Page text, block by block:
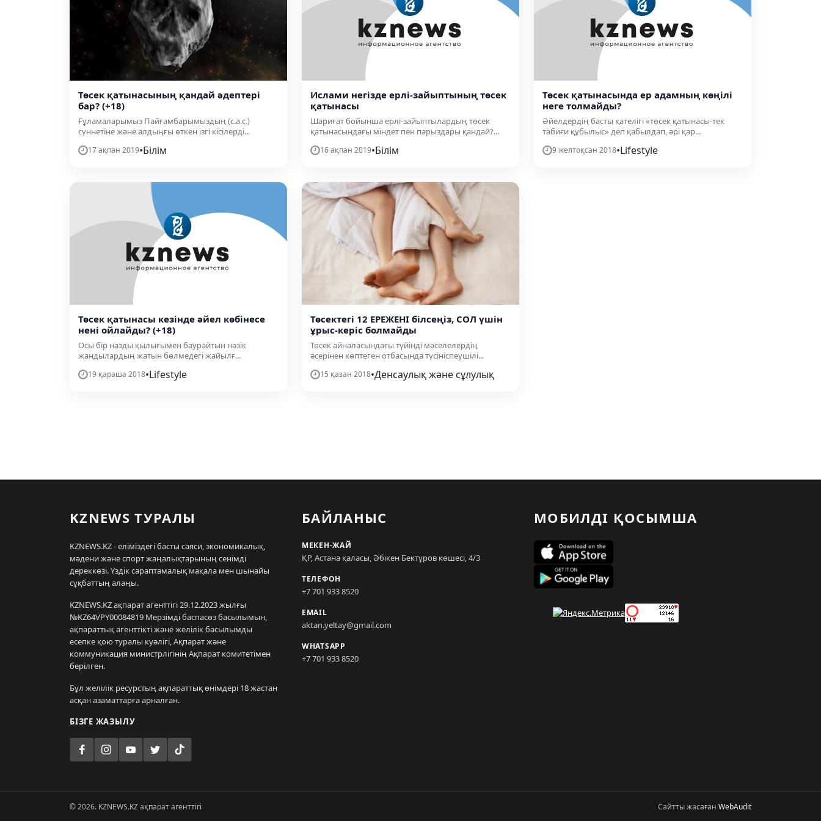
Төсек қатынасының қандай әдептері
бар? (+18)
Ғұламаларымыз Пайғамбарымыздың (с.а.с.)
сүннетіне және алдыңғы өткен ізгі кісілерді...
17 ақпан 2019•Білім
Ислами негізде ерлі-зайыптының төсек
қатынасы
Шариғат бойынша ерлі-зайыптылардың төсек
қатынасындағы міндет пен парыздары қандай?...
16 ақпан 2019•Білім
Төсек қатынасында ер адамның көңілі
неге толмайды?
Әйелдердің басты қателігі «төсек қатынасы-тек
табиғи құбылыс» деп қабылдап, әрі қар...
9 желтоқсан 2018•Lifestyle
Төсек қатынасы кезінде әйел көбінесе
нені ойлайды? (+18)
Осы бір назды қылығымен баурайтын нәзік
жандылардың жатын бөлмедегі жайылғ...
19 қараша 2018•Lifestyle
Төсектегі 12 ЕРЕЖЕНІ білсеңіз, СОЛ үшін
ұрыс-керіс болмайды
Төсек айналасындағы түйінді мәселелердің
әсерінен көптеген отбасында түсініспеушілі...
15 қазан 2018•Денсаулық және сұлулық
KZNEWS ТУРАЛЫ
KZNEWS.KZ - еліміздегі басты саяси, экономикалық,
мәдени және спорт жаңалықтарының сенімді
дереккөзі. Үздік сараптамалық мақала мен шынайы
сұқбаттың алаңы.
KZNEWS.KZ ақпарат агенттігі 29.12.2023 жылғы
№KZ64VPY00084819 Мерзімді баспасөз басылымын,
ақпараттық агенттікті және желілік басылымды
есепке қою туралы куәлігі, Ақпарат және
коммуникация министрлігінің Ақпарат комитетімен
берілген.
Бұл желілік ресурстың ақпараттық өнімдері 18 жастан
асқан азаматтарға арналған.
БІЗГЕ ЖАЗЫЛУ
БАЙЛАНЫС
МЕКЕН-ЖАЙ
ҚР, Астана қаласы, Әбікен Бектұров көшесі, 4/3
ТЕЛЕФОН
+7 701 933 8520
EMAIL
aktan.yeltay@gmail.com
WHATSAPP
+7 701 933 8520
МОБИЛДІ ҚОСЫМША
© 2026. KZNEWS.KZ ақпарат агенттігі Сайтты жасаған WebAudit